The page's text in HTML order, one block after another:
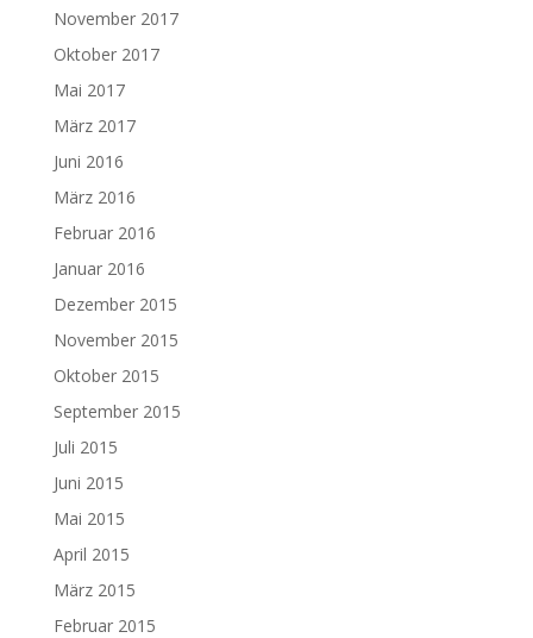
November 2017
Oktober 2017
Mai 2017
März 2017
Juni 2016
März 2016
Februar 2016
Januar 2016
Dezember 2015
November 2015
Oktober 2015
September 2015
Juli 2015
Juni 2015
Mai 2015
April 2015
März 2015
Februar 2015